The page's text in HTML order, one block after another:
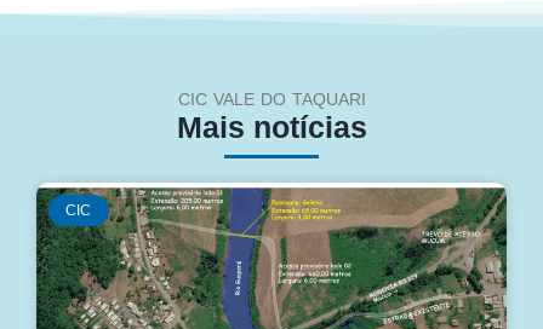
CIC VALE DO TAQUARI
Mais notícias
CIC